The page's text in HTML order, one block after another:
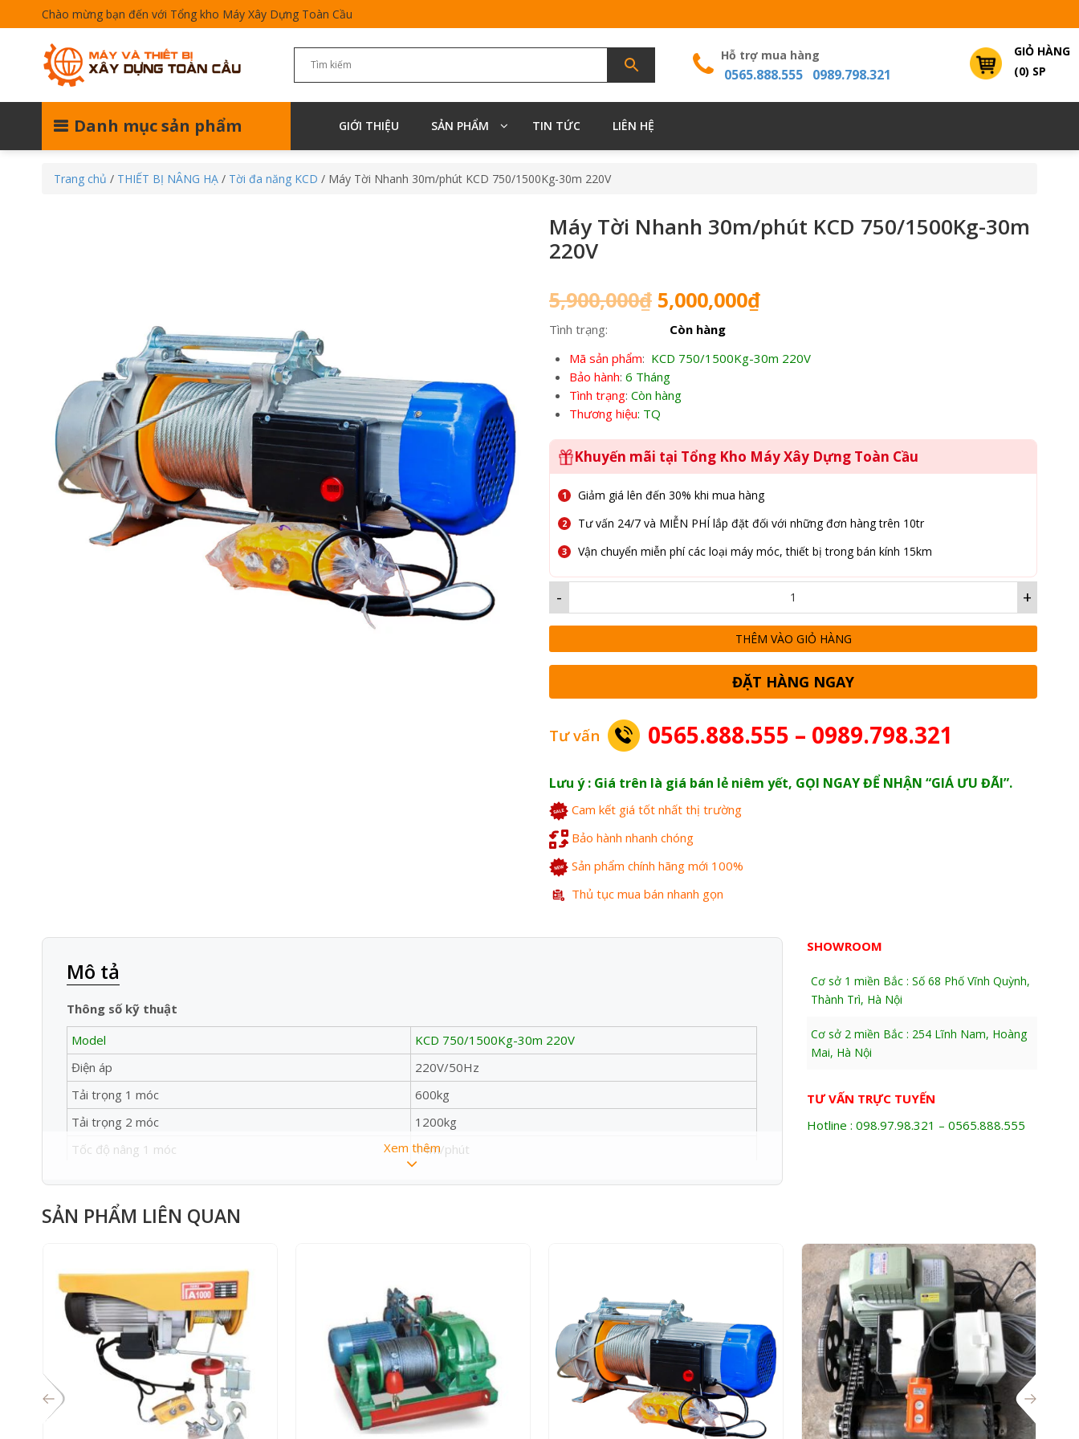
Chào mừng bạn đến với Tổng kho Máy Xây Dựng Toàn Cầu
Hỗ trợ mua hàng
0565.888.555 0989.798.321
GIỎ HÀNG
(0) SP
Danh mục sản phẩm GIỚI THIỆU SẢN PHẨM TIN TỨC LIÊN HỆ
Trang chủ / THIẾT BỊ NÂNG HẠ / Tời đa năng KCD / Máy Tời Nhanh 30m/phút KCD 750/1500Kg-30m 220V
Máy Tời Nhanh 30m/phút KCD 750/1500Kg-30m
220V
5,900,000₫ Giá
gốc
là:
5,900,000₫.
5,000,000₫Giá
là:
5,000,000₫.
Tình trạng:
Còn hàng
Mã sản phẩm: KCD 750/1500Kg-30m 220V
Bảo hành: 6 Tháng
Tình trạng: Còn hàng
Thương hiệu: TQ
Khuyến mãi tại Tổng Kho Máy Xây Dựng Toàn Cầu
Giảm giá lên đến 30% khi mua hàng
Tư vấn 24/7 và MIỄN PHÍ lắp đặt đối với những đơn hàng trên 10tr
Vận chuyển miễn phí các loại máy móc, thiết bị trong bán kính 15km
+
-
THÊM VÀO GIỎ HÀNG
ĐẶT HÀNG NGAY
Tư vấn 0565.888.555 – 0989.798.321
Lưu ý : Giá trên là giá bán lẻ niêm yết, GỌI NGAY ĐỂ NHẬN “GIÁ ƯU ĐÃI”.
Cam kết giá tốt nhất thị trường
Bảo hành nhanh chóng
Sản phẩm chính hãng mới 100%
Thủ tục mua bán nhanh gọn
Mô tả
Thông số kỹ thuật
Model
KCD 750/1500Kg-30m 220V
Điện áp
220V/50Hz
Tải trọng 1 móc
600kg
Tải trọng 2 móc
1200kg
Tốc độ nâng 1 móc
14m/phút
Chiều dài cáp
Bảo hành
6 tháng
1. Đặc điểm tời Nhanh 30m/phút KCD 750/1500Kg-30m 220V
– Tời nhanh 30m/phút KCD 750/1500Kg-100m 220V nâng hạ tải trọng tối đa 600kg khi đi cáp đơn và 1200kg khi đi cáp đôi.
– Tốc độ nâng hạ ở mức trung bình: 14 mét/phút khi đi cáp đơn và 7 mét/phút khi đi cáp đôi.
– Chiều dài cáp dài 100m, đường kính cáp 6mm đạt tiêu chuẩn an toàn kỹ thuật.
– Động cơ 3Kw chạy điện 380V/50Hz mạnh mẽ, động cơ được quán bằng 100% dây đồng.
Xem thêm
SHOWROOM
Cơ sở 1 miền Bắc : Số 68 Phố Vĩnh Quỳnh,
Thành Trì, Hà Nội
Cơ sở 2 miền Bắc : 254 Lĩnh Nam, Hoàng
Mai, Hà Nội
TƯ VẤN TRỰC TUYẾN
Hotline : 098.97.98.321 – 0565.888.555
SẢN PHẨM LIÊN QUAN